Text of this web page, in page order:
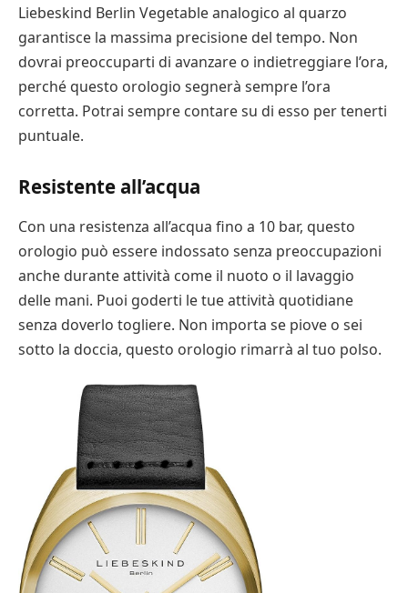
Liebeskind Berlin Vegetable analogico al quarzo
garantisce la massima precisione del tempo. Non
dovrai preoccuparti di avanzare o indietreggiare l’ora,
perché questo orologio segnerà sempre l’ora
corretta. Potrai sempre contare su di esso per tenerti
puntuale.
Resistente all’acqua
Con una resistenza all’acqua fino a 10 bar, questo
orologio può essere indossato senza preoccupazioni
anche durante attività come il nuoto o il lavaggio
delle mani. Puoi goderti le tue attività quotidiane
senza doverlo togliere. Non importa se piove o sei
sotto la doccia, questo orologio rimarrà al tuo polso.